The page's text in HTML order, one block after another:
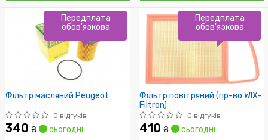
Фільтр масляний Peugeot
0 відгуків
340 ₴ сьогодні
Передплата
обов'язкова
Фільтр повітряний (пр-во WIX-
Filtron)
0 відгуків
410 ₴ сьогодні
Передплата
обов'язкова